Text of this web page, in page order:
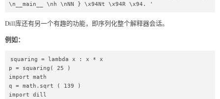
\n__main__ \nh \nNN } \x94Nt \x94R \x94. '
Dill库还有另一个有趣的功能，即序列化整个解释器会话。
例如：
squaring = lambda x : x * x
p = squaring( 25 )
import math
q = math.sqrt ( 139 )
import dill